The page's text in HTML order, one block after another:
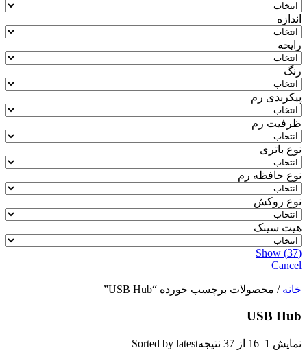
اندازه
رایحه
رنگ
پیکربدی رم
ظرفیت رم
نوع باتری
نوع حافظه رم
نوع روکش
هیت سینک
Show (37)
Cancel
خانه / محصولات برچسب خورده “USB Hub”
USB Hub
نمایش 1–16 از 37 نتیجه Sorted by latest